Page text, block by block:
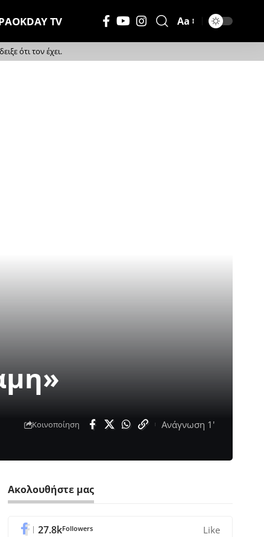
TV
Μέγεθος
Γραμματοσειράς
Aa
ότι τον έχει.
Κοινοποίηση Ανάγνωση 1'
Ακολουθήστε μας
27.8kFollowers Like